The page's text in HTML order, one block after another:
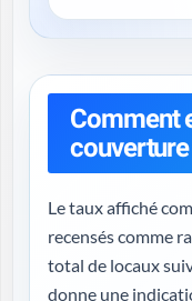
Comment
Le taux affiché
recensés comme
total de locaux
donne une indication communale : il ne remplace pas